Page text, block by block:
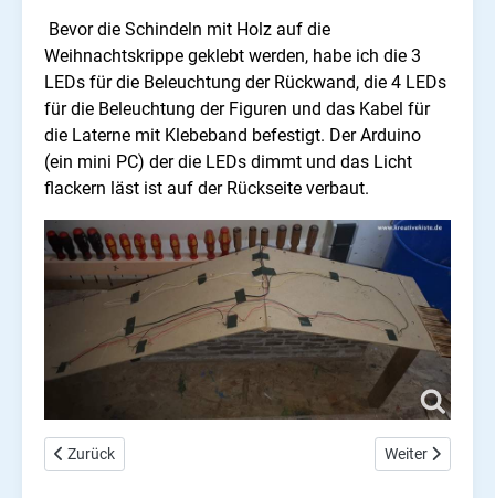
Bevor die Schindeln mit Holz auf die
Weihnachtskrippe geklebt werden, habe ich die 3
LEDs für die Beleuchtung der Rückwand, die 4 LEDs
für die Beleuchtung der Figuren und das Kabel für
die Laterne mit Klebeband befestigt. Der Arduino
(ein mini PC) der die LEDs dimmt und das Licht
flackern läst ist auf der Rückseite verbaut.
Vorheriger Beitrag: 3D candy dispenser
Zurück Nächster
Weiter